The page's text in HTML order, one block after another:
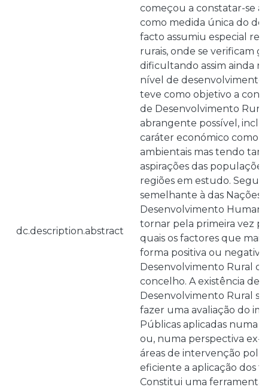
dc.description.abstract
começou a constatar-se a
como medida única do
facto assumiu especial
rurais, onde se verificam
dificultando assim ainda
nível de
teve como objetivo a
de Desenvolvimento
abrangente possível,
caráter económico como
ambientais mas tendo
aspirações das
regiões em estudo.
semelhante à das Nações
Desenvolvimento
tornar pela primeira vez
quais os factores que
forma positiva ou
Desenvolvimento Rural
concelho. A existência de
Desenvolvimento Rural
fazer uma avaliação do
Públicas aplicadas numa
ou, numa perspectiva ex-
áreas de intervenção
eficiente a aplicação dos
Constitui uma ferramenta